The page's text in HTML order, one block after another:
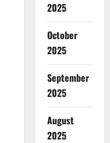
2025
October
2025
September
2025
August
2025